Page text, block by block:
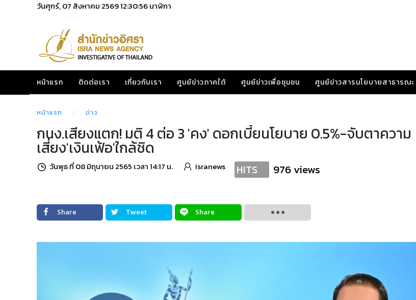
วันศุกร์, 07 สิงหาคม 256912:30:57นาฬิกา
หน้าแรก ติดต่อเรา เกี่ยวกับเรา ศูนย์ข่าวภาคใต้ ศูนย์ข่าวเพื่อชุมชน ศูนย์ข่าวสารนโยบายสาธารณะ
หน้าแรก ข่าว
กนง.เสียงแตก! มติ 4 ต่อ 3 'คง' ดอกเบี้ยนโยบาย 0.5%-จับตาความ
เสี่ยง'เงินเฟ้อ'ใกล้ชิด
วันพุธ ที่ 08 มิถุนายน 2565 เวลา 14:17 น. isranews HITS 976 views
Share Tweet Share